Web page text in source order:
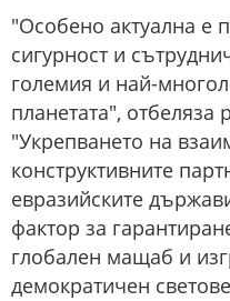
"Особено актуална е
сигурност и
големия и най-
планетата", отбеляза
"Укрепването на
конструктивните
евразийските
фактор за
глобален мащаб и
демократичен